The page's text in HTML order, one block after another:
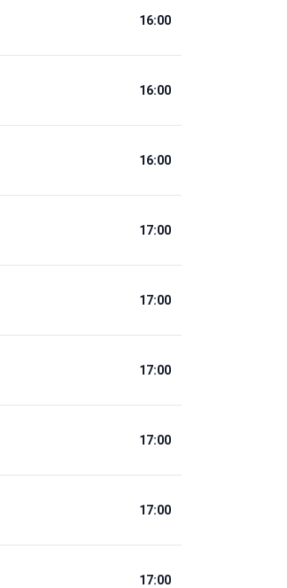
16:00
16:00
16:00
17:00
17:00
17:00
17:00
17:00
17:00